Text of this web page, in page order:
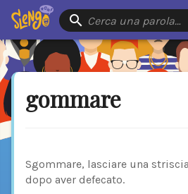
Cerca una parola…
gommare
Sgommare, lasciare una
dopo aver defecato.